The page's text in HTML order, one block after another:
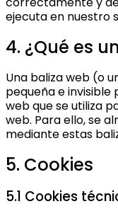
ejecuta en nuestro
4. ¿Qué es
Una baliza web (o
pequeña e invisible
web que se utiliza
web. Para ello, se
mediante estas
5. Cookies
5.1 Cookies